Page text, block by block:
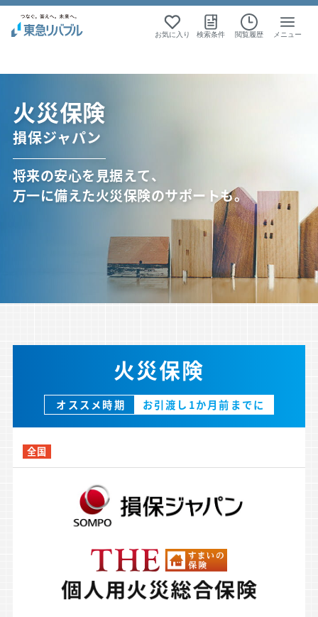
お気に入り 検索条件 閲覧履歴 メニュー
火災保険
損保ジャパン
将来の安心を見据えて、
万一に備えた火災保険のサポートも。
火災保険
オススメ時期 お引渡し1か月前までに
全国